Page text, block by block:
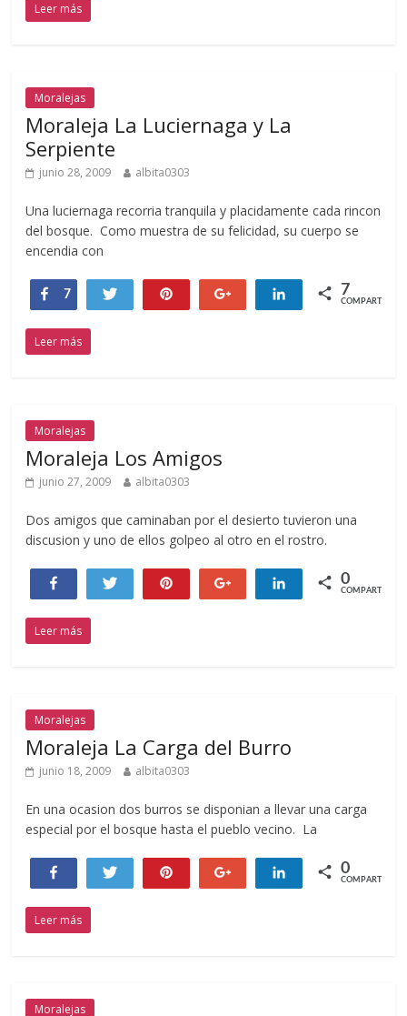
Leer más
Moralejas
Moraleja La Luciernaga y La
Serpiente
junio 28, 2009 albita0303
Una luciernaga recorria tranquila y placidamente cada rincon
del bosque. Como muestra de su felicidad, su cuerpo se
encendia con
Compartir
7 Twittear Compartir
7
COMPARTIR
Leer más
Moralejas
Moraleja Los Amigos
junio 27, 2009 albita0303
Dos amigos que caminaban por el desierto tuvieron una
discusion y uno de ellos golpeo al otro en el rostro.
Compartir Twittear Compartir
0
COMPARTIR
Leer más
Moralejas
Moraleja La Carga del Burro
junio 18, 2009 albita0303
En una ocasion dos burros se disponian a llevar una carga
especial por el bosque hasta el pueblo vecino. La
Compartir Twittear Compartir
0
COMPARTIR
Leer más
Moralejas